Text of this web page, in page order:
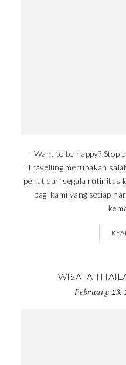
“Want to be happy?
Travelling merupakan
penat dari segala rutinitas
bagi kami yang setiap
WISATA
February 23,